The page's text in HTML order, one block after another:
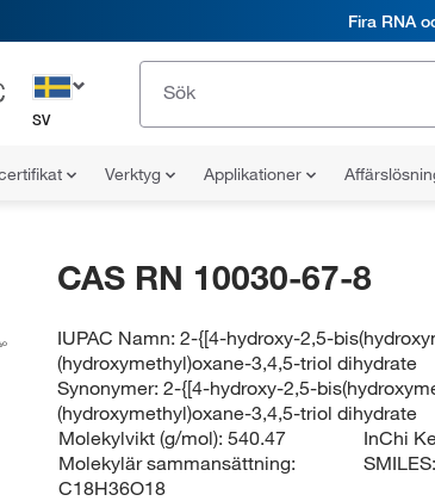
Fira RNA
SV
Verktyg Applikationer
2O
CAS RN 10030-67-8
IUPAC Namn:2-{[4-hydroxy-2,5-
(hydroxymethyl)oxane-3,4,5-triol dihydrate
Synonymer:2-{[4-hydroxy-2,5-
(hydroxymethyl)oxane-3,4,5-triol dihydrate
Molekylvikt (g/mol): 540.47
Molekylär sammansättning:
C18H36O18
InChi